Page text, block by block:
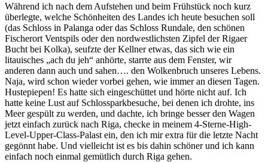
Während ich nach dem Aufstehen und beim Frühstück noch kurz
überlegte, welche Schönheiten des Landes ich heute besuchen soll
(das Schloss in Palanga oder das Schloss Rundale, den schönen
Fischerort Ventspils oder den nordwestlichsten Zipfel der Rigaer
Bucht bei Kolka), seufzte der Kellner etwas, das sich wie ein
litauisches „ach du jeh“ anhörte, starrte aus dem Fenster, wir
anderen dann auch und sahen…. den Wolkenbruch unseres Lebens.
Naja, wird schon wieder vorbei gehen, wie immer an diesen Tagen.
Hustepiepen! Es hatte sich eingeschüttet und hörte nicht auf. Ich
hatte keine Lust auf Schlossparkbesuche, bei denen ich drohte, ins
Meer gespült zu werden, und dachte, ich bringe besser den Wagen
jetzt einfach zurück nach Riga, checke in meinem 4-Sterne-High-
Level-Upper-Class-Palast ein, den ich mir extra für die letzte Nacht
gegönnt habe. Und vielleicht ist es bis dahin schöner und ich kann
einfach noch einmal gemütlich durch Riga gehen.